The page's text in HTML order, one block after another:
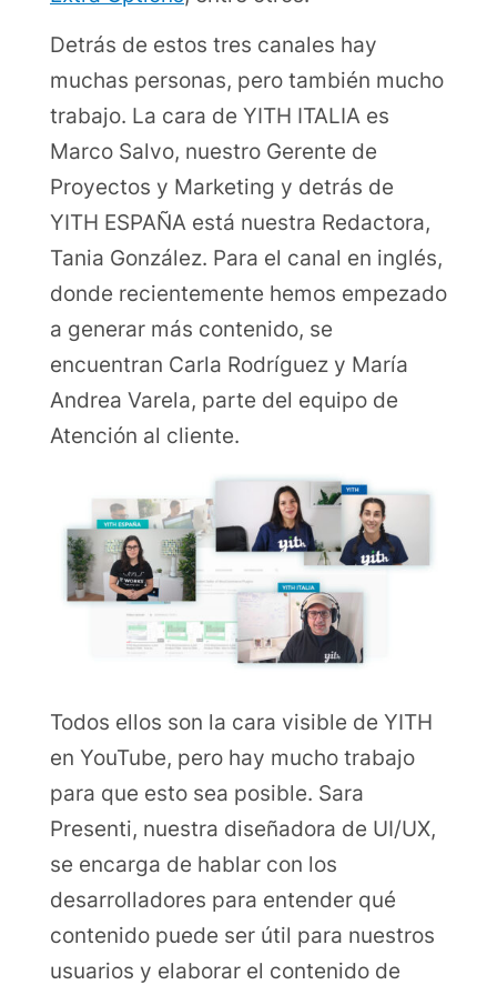
Detrás de estos tres canales hay
muchas personas, pero también mucho
trabajo. La cara de YITH ITALIA es
Marco Salvo, nuestro Gerente de
Proyectos y Marketing y detrás de
YITH ESPAÑA está nuestra Redactora,
Tania González. Para el canal en inglés,
donde recientemente hemos empezado
a generar más contenido, se
encuentran Carla Rodríguez y María
Andrea Varela, parte del equipo de
Atención al cliente.
Todos ellos son la cara visible de YITH
en YouTube, pero hay mucho trabajo
para que esto sea posible. Sara
Presenti, nuestra diseñadora de UI/UX,
se encarga de hablar con los
desarrolladores para entender qué
contenido puede ser útil para nuestros
usuarios y elaborar el contenido de